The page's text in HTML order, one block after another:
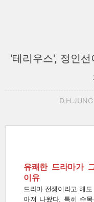
'테리우스', 정인
D.H.JUNG
유쾌한 드라마가
이유
드라마 전쟁이라고 해
아져 나왔다. 특히 수